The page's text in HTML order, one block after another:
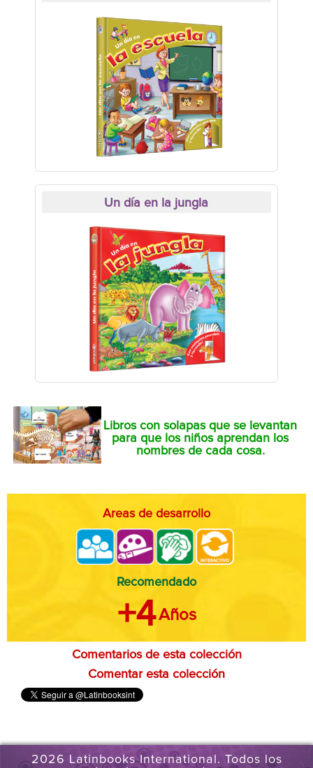
Un día en la jungla
Libros con solapas que se levantan
para que los niños aprendan los
nombres de cada cosa.
Areas de desarrollo
Recomendado
+4Años
Comentarios de esta colección
Comentar esta colección
2026 Latinbooks International. Todos los